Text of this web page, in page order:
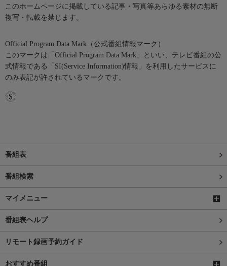
このホームページに掲載している記事・写真等あらゆる素材の無断
複写・転載を禁じます。
Official Program Data Mark（公式番組情報マーク）
このマークは「Official Program Data Mark」といい、テレビ番組の公
式情報である「SI(Service Information)情報」を利用したサービスに
のみ表記が許されているマークです。
番組表
番組検索
マイメニュー
番組表ヘルプ
リモート録画予約ガイド
おすすめ番組